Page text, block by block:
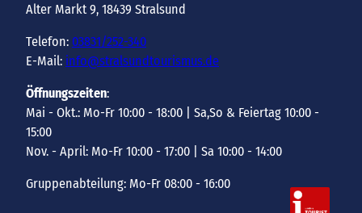
Alter Markt 9, 18439 Stralsund
Telefon: 03831/252-340
E-Mail: info@stralsundtourismus.de
Öffnungszeiten:
Mai - Okt.: Mo-Fr 10:00 - 18:00 | Sa,So & Feiertag 10:00 -
15:00
Nov. - April: Mo-Fr 10:00 - 17:00 | Sa 10:00 - 14:00
Gruppenabteilung: Mo-Fr 08:00 - 16:00